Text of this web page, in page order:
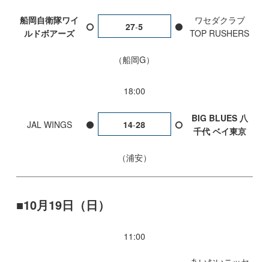
船岡自衛隊ワイ
ルドボアーズ
27-5
ワセダクラブ
TOP RUSHERS
船岡G
18:00
JAL WINGS 14-28
BIG BLUES 八
千代 ベイ東京
浦安
10月19日（日）
11:00